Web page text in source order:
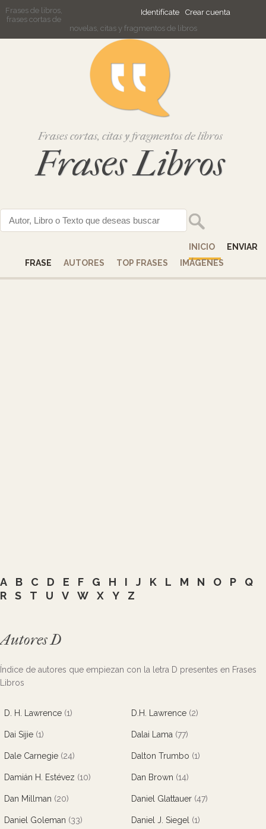
Identifícate Crear cuenta
Frases de libros,
frases cortas de
novelas, citas y fragmentos de libros
Frases cortas, citas y fragmentos de libros
Frases Libros
INICIO
ENVIAR
FRASE
AUTORES TOP FRASES IMÁGENES
A B C D E F G H I J K L M N O P
Q
R
S T U V W X Y Z
Autores D
Índice de autores que empiezan con la letra D presentes en Frases
Libros
D. H. Lawrence (1) D.H. Lawrence (2)
Dai Sijie (1) Dalai Lama (77)
Dale Carnegie (24) Dalton Trumbo (1)
Damián H. Estévez (10) Dan Brown (14)
Dan Millman (20) Daniel Glattauer (47)
Daniel Goleman (33) Daniel J. Siegel (1)